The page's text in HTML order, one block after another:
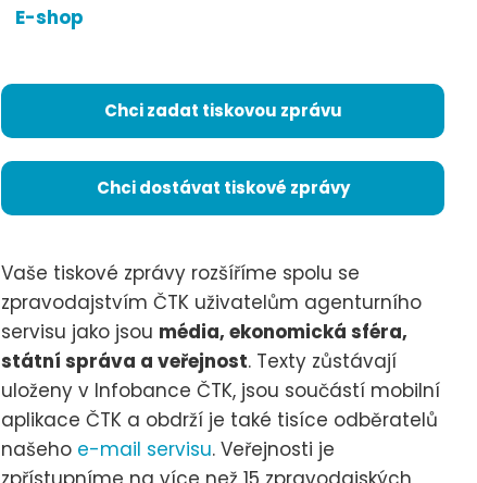
E-shop
Chci zadat tiskovou zprávu
Chci dostávat tiskové zprávy
Vaše tiskové zprávy rozšíříme spolu se
zpravodajstvím ČTK uživatelům agenturního
servisu jako jsou média, ekonomická sféra,
státní správa a veřejnost. Texty zůstávají
uloženy v Infobance ČTK, jsou součástí mobilní
aplikace ČTK a obdrží je také tisíce odběratelů
našeho e-mail servisu. Veřejnosti je